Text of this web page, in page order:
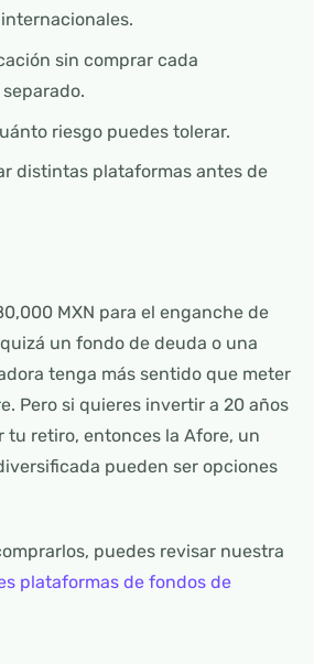
sin comprar cada
riesgo puedes tolerar.
distintas plataformas antes de
MXN para el enganche de
un fondo de deuda o una
tenga más sentido que meter
Pero si quieres invertir a 20 años
tu retiro, entonces la Afore, un
pueden ser opciones
puedes revisar nuestra
plataformas de fondos de